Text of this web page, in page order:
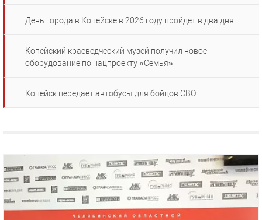
День города в Копейске в 2026 году пройдет в два дня
Копейский краеведческий музей получил новое
оборудование по нацпроекту «Семья»
Копейск передает автобусы для бойцов СВО